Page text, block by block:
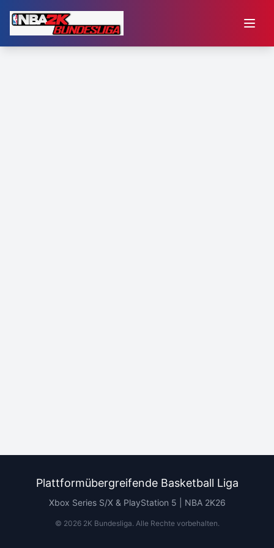
Plattformübergreifende Basketball Liga
Xbox Series S/X & PlayStation 5 | NBA 2K26
© 20262K Bundesliga. Alle Rechte vorbehalten.